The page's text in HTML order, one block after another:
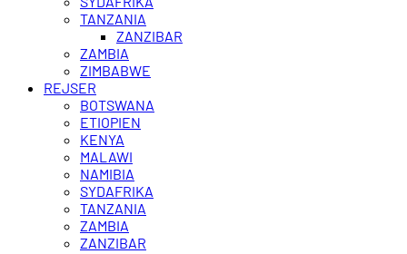
TANZANIA
ZANZIBAR
ZAMBIA
ZIMBABWE
REJSER
BOTSWANA
ETIOPIEN
KENYA
MALAWI
NAMIBIA
SYDAFRIKA
TANZANIA
ZAMBIA
ZANZIBAR